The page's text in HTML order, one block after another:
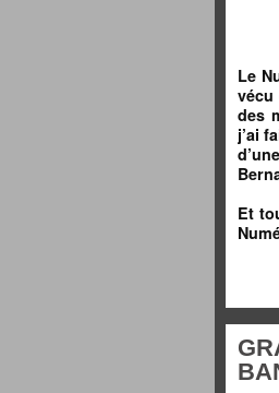
Le
vécu
des
j’ai
Et